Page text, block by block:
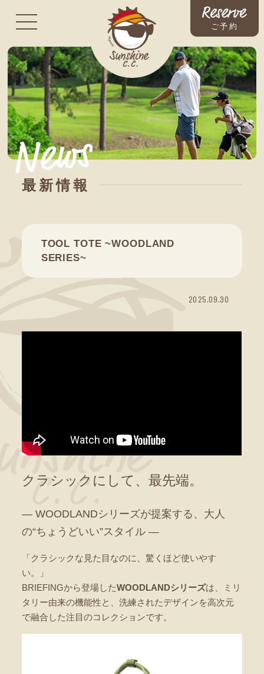
ご予約
最新情報
TOOL TOTE ~WOODLAND
SERIES~
2025.09.30
クラシックにして、最先端。
― WOODLANDシリーズが提案する、大人
の“ちょうどいい”スタイル ―
「クラシックな見た目なのに、驚くほど使いやす
い。」
BRIEFINGから登場したWOODLANDシリーズは、ミリ
タリー由来の機能性と、洗練されたデザインを高次元
で融合した注目のコレクションです。